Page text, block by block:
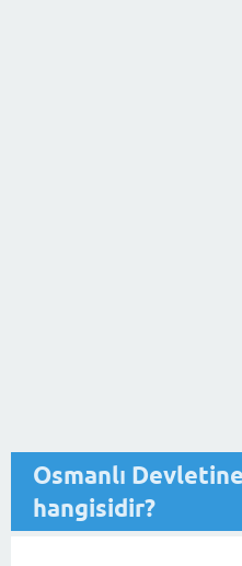
Osmanlı
hangisidir?